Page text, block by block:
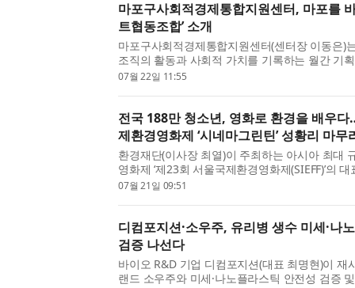
마포구사회적경제통합지원센터, 마포를
트협동조합’ 소개
마포구사회적경제통합지원센터(센터장 이동은)
조직의 활동과 사회적 가치를 기록하는 월간 기
사람들’의 두 번째 순서로 서울 마포구에서 활동
07월 22일 11:55
전국 188만 청소년, 영화로 환경을 배우
제환경영화제 ‘시네마그린틴’ 성황리 마무
환경재단(이사장 최열)이 주최하는 아시아 최대
영화제 ‘제23회 서울국제환경영화제(SIEFF)’의
년 환경교육 프로그램 ‘시네마그린틴’이 전국적
07월 21일 09:51
디컴포지션·소우주, 유리병 생수 미세·나
검증 나선다
바이오 R&D 기업 디컴포지션(대표 최명현)이 재
랜드 소우주와 미세·나노플라스틱 안전성 검증